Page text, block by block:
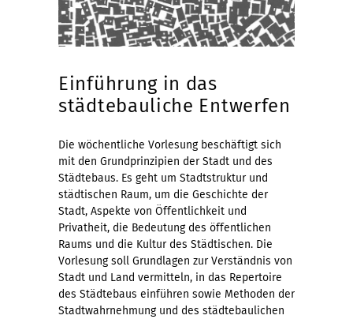
Einführung in das
städtebauliche Entwerfen
Die wöchentliche Vorlesung beschäftigt sich
mit den Grundprinzipien der Stadt und des
Städtebaus. Es geht um Stadtstruktur und
städtischen Raum, um die Geschichte der
Stadt, Aspekte von Öffentlichkeit und
Privatheit, die Bedeutung des öffentlichen
Raums und die Kultur des Städtischen. Die
Vorlesung soll Grundlagen zur Verständnis von
Stadt und Land vermitteln, in das Repertoire
des Städtebaus einführen sowie Methoden der
Stadtwahrnehmung und des städtebaulichen